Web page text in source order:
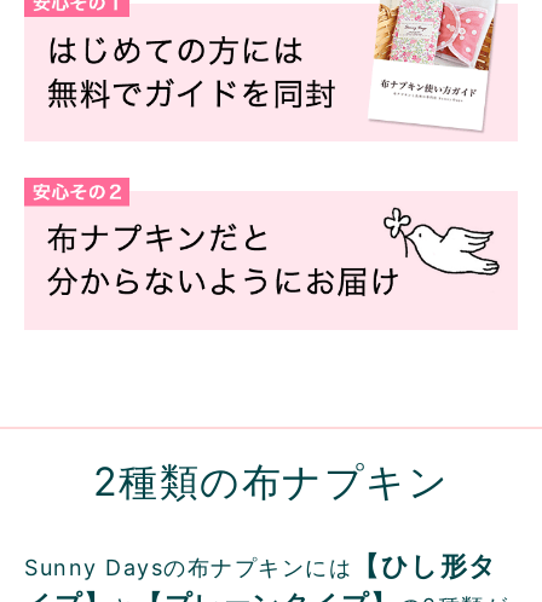
2種類の布ナプキン
Sunny Daysの布ナプキンには
【ひし形タ